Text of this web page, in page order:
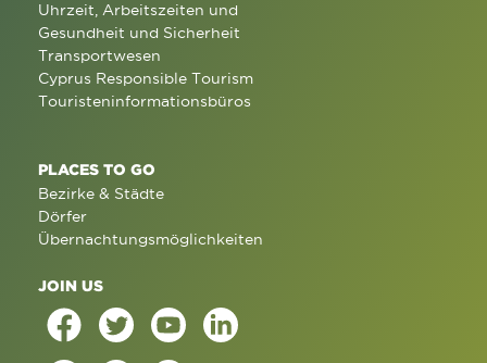
Uhrzeit, Arbeitszeiten und
Gesundheit und Sicherheit
Transportwesen
Cyprus Responsible Tourism
Touristeninformationsbüros
PLACES TO GO
Bezirke & Städte
Dörfer
Übernachtungsmöglichkeiten
JOIN US